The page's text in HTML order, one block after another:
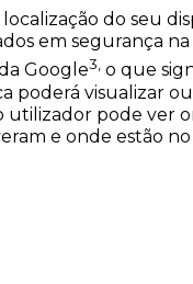
do seu
em segurança
Google3, o que
poderá visualizar
utilizador pode ver
e onde estão